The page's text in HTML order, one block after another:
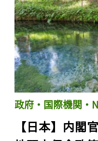
政府・国際機関・
【日本】内閣